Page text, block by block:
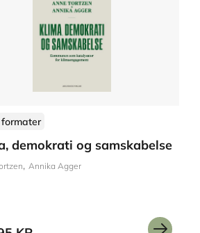
formater
demokrati og samskabelse
Annika Agger